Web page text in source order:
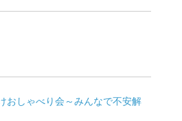
おしゃべり会～みんなで不安解